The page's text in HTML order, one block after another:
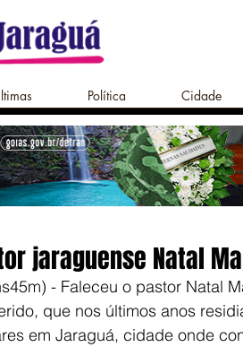
Política Cidade
jaraguense Natal
- Faleceu o pastor Natal
que nos últimos anos
em Jaraguá, cidade onde